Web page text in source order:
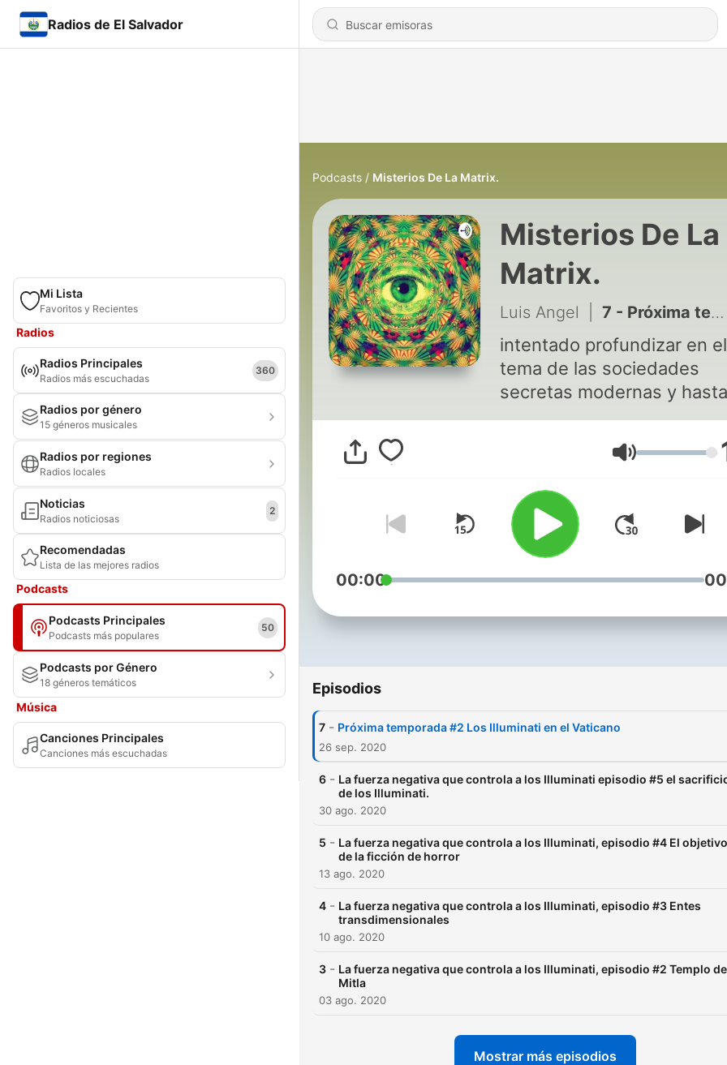
Radios de El Salvador
Mi Lista
Favoritos y Recientes
Radios
Radios Principales
Radios más escuchadas
360
Radios por género
15 géneros musicales
Radios por regiones
Radios locales
Noticias
Radios noticiosas
2
Recomendadas
Lista de las mejores radios
Podcasts
Podcasts Principales
Podcasts más populares
50
Podcasts por Género
18 géneros temáticos
Música
Canciones Principales
Canciones más escuchadas
Podcasts Misterios De La Matrix.
Misterios De La
Matrix.
Luis Angel 7 - Próxima temporada #2 Los Illuminati en el Vaticano
intentado profundizar en el
tema de las sociedades
secretas modernas y hasta
dónde llegan sus
Aunque a primera vista
parece perdido, no es así.
Cada día hay más voces
disidentes, no sólo entre
periodistas de
sino también en la
médica. Incluso entre la clase
héroes que se atrevan a
que toman sus partidos.
Volumen
00:00
Episodios
7 - Próxima temporada #2 Los Illuminati en el Vaticano
26 sep. 2020
6 - La fuerza negativa que controla a los Illuminati episodio #5 el
de los Illuminati.
30 ago. 2020
5 - La fuerza negativa que controla a los Illuminati, episodio #4 El objetivo
de la ficción de horror
13 ago. 2020
4 - La fuerza negativa que controla a los Illuminati, episodio #3 Entes
transdimensionales
10 ago. 2020
3 - La fuerza negativa que controla a los Illuminati, episodio #2 Templo de
Mitla
03 ago. 2020
Mostrar más episodios